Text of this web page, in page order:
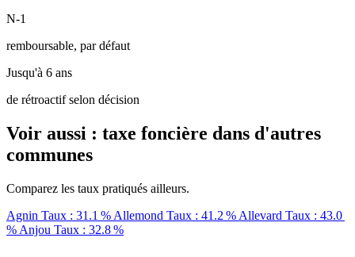
N-1
remboursable, par défaut
Jusqu'à 6 ans
de rétroactif selon décision
Voir aussi : taxe foncière dans d'autres
communes
Comparez les taux pratiqués ailleurs.
Agnin Taux : 31.1 % Allemond Taux : 41.2 % Allevard Taux : 43.0
% Anjou Taux : 32.8 %